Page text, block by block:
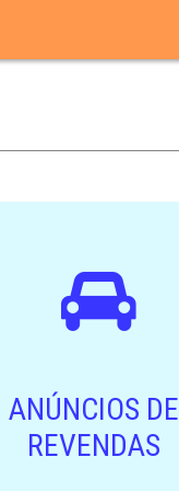
ANÚNCIOS DE
REVENDAS